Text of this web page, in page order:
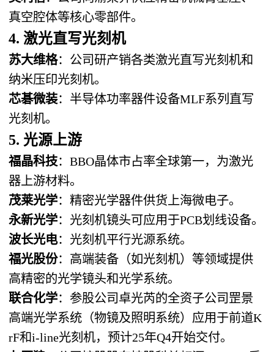
真空腔体等核心零部件。
4. 激光直写光刻机
苏大维格：公司研产销各类激光直写光刻机和
纳米压印光刻机。
芯碁微装：半导体功率器件设备MLF系列直写
光刻机。
5. 光源上游
福晶科技：BBO晶体市占率全球第一，为激光
器上游材料。
茂莱光学：精密光学器件供货上海微电子。
永新光学：光刻机镜头可应用于PCB划线设备。
波长光电：光刻机平行光源系统。
福光股份：高端装备（如光刻机）等领域提供
高精密的光学镜头和光学系统。
联合化学：参股公司卓光芮的全资子公司罡景
高端光学系统（物镜及照明系统）应用于前道K
rF和i-line光刻机，预计25年Q4开始交付。